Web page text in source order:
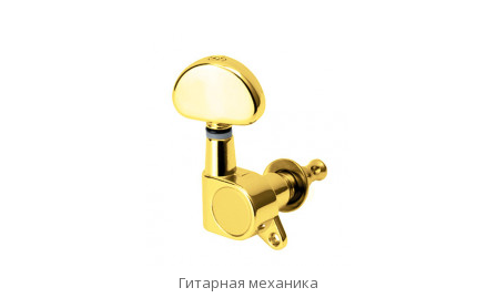
Гитарная механика